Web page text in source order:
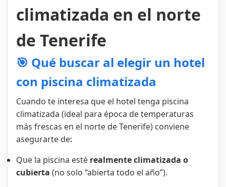
climatizada en el norte
de Tenerife
🎯 Qué buscar al elegir un hotel
con piscina climatizada
Cuando te interesa que el hotel tenga piscina
climatizada (ideal para época de temperaturas
más frescas en el norte de Tenerife) conviene
asegurarte de:
Que la piscina esté realmente climatizada o
cubierta (no solo “abierta todo el año”).